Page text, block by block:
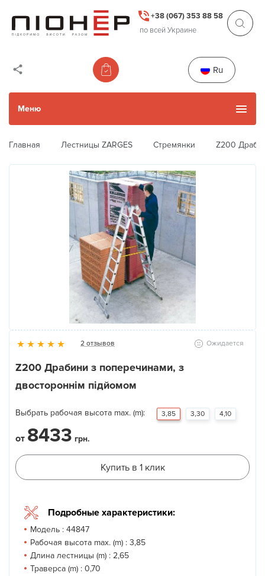
+38 (067) 353 88 58
по всей Украине
Ru
Меню
Каталог товаров
Каталог Б/У товаров
Прокат и услуги
Акции
Новости
Галерея
Прокат оборудования
Главная Лестницы ZARGES Стремянки Z200
2 отзывов Ожидается
Z200 Драбини з поперечинами, з
двостороннім підйомом
Выбрать рабочая высота max. (m): 3,85 3,30 4,10
от 8433 грн.
Купить в 1 клик
Подробные характеристики:
Модель : 44847
Рабочая высота max. (m) : 3,85
Длина лестницы (m) : 2,65
Траверса (m) : 0,70